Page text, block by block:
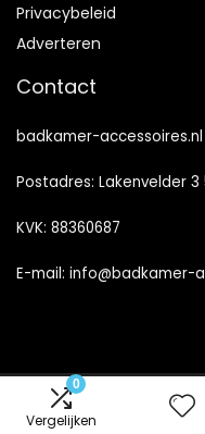
0
Vergelijken
Privacybeleid
Adverteren
Contact
badkamer-accessoires.nl
Postadres: Lakenvelder
KVK: 88360687
E-mail: info@badkamer-
2024 © Badkamer-